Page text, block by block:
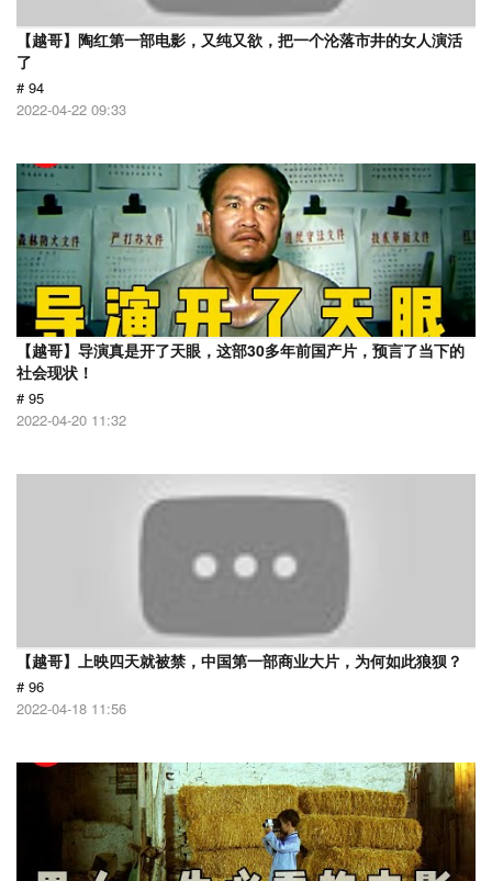
【越哥】陶红第一部电影，又纯又欲，把一个沦落市井的女人演活
了
# 94
2022-04-22 09:33
【越哥】导演真是开了天眼，这部30多年前国产片，预言了当下的
社会现状！
# 95
2022-04-20 11:32
【越哥】上映四天就被禁，中国第一部商业大片，为何如此狼狈？
# 96
2022-04-18 11:56